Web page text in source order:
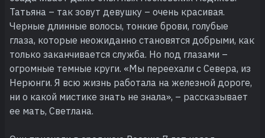
Татьяна – так зовут девушку – очень красивая.
Черные длинные волосы, тонкие брови, голубые
глаза, которые неожиданно становятся добрыми, как
только заканчивается служба. Но под глазами –
огромные темные круги. «Мы переехали с Севера, из
Нерюнги. Я всю жизнь работала на железной дороге,
ни о какой мистике знать не знала», – рассказывает
ее мать, Светлана.